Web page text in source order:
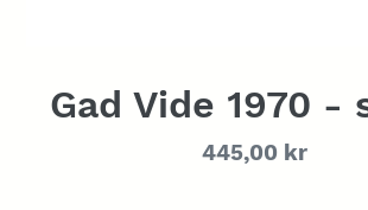
Gad Vide 1970 -
Normalpris
445,00 kr